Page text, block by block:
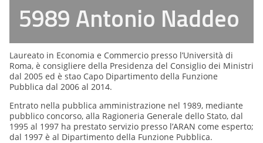
5989 Antonio Naddeo
Laureato in Economia e Commercio presso l’Università di
Roma, è consigliere della Presidenza del Consiglio dei Ministri
dal 2005 ed è stao Capo Dipartimento della Funzione
Pubblica dal 2006 al 2014.
Entrato nella pubblica amministrazione nel 1989, mediante
pubblico concorso, alla Ragioneria Generale dello Stato, dal
1995 al 1997 ha prestato servizio presso l’ARAN come esperto;
dal 1997 è al Dipartimento della Funzione Pubblica.